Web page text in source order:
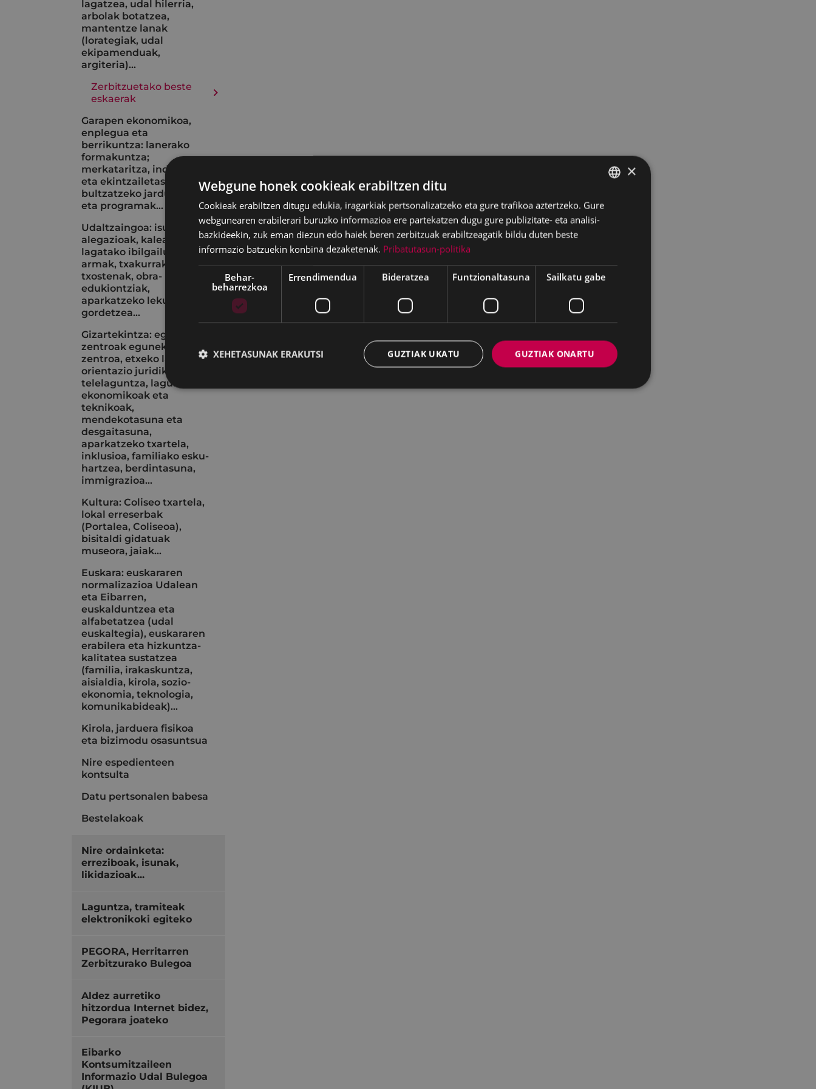
lagatzea, udal hilerria,
arbolak botatzea,
mantentze lanak
(lorategiak, udal
ekipamenduak,
argiteria)...
Zerbitzuetako beste
eskaerak
Garapen ekonomikoa,
enplegua eta
berrikuntza: lanerako
formakuntza;
merkataritza, industria
eta ekintzailetasuna
bultzatzeko jarduerak
eta programak...
Udaltzaingoa: isunak eta
alegazioak, kalean
lagatako ibilgailuak, aire
armak, txakurrak, istripu-
txostenak, obra-
edukiontziak,
aparkatzeko lekuak
gordetzea...
Gizartekintza: egoitza-
zentroak eguneko
zentroa, etxeko laguntza,
orientazio juridikoa,
telelaguntza, laguntza
ekonomikoak eta
teknikoak,
mendekotasuna eta
desgaitasuna,
aparkatzeko txartela,
inklusioa, familiako esku-
hartzea, berdintasuna,
immigrazioa...
Kultura: Coliseo txartela,
lokal erreserbak
(Portalea, Coliseoa),
bisitaldi gidatuak
museora, jaiak...
Euskara: euskararen
normalizazioa Udalean
eta Eibarren,
euskalduntzea eta
alfabetatzea (udal
euskaltegia), euskararen
erabilera eta hizkuntza-
kalitatea sustatzea
(familia, irakaskuntza,
aisialdia, kirola, sozio-
ekonomia, teknologia,
komunikabideak)…
Kirola, jarduera fisikoa
eta bizimodu osasuntsua
Nire espedienteen
kontsulta
Datu pertsonalen babesa
Bestelakoak
Nire ordainketa:
erreziboak, isunak,
likidazioak...
Laguntza, tramiteak
elektronikoki egiteko
PEGORA, Herritarren
Zerbitzurako Bulegoa
Aldez aurretiko
hitzordua Internet bidez,
Pegorara joateko
Eibarko
Kontsumitzaileen
Informazio Udal Bulegoa
BASQUE
SPANISH
×
Webgune honek cookieak erabiltzen ditu
Cookieak erabiltzen ditugu edukia, iragarkiak pertsonalizatzeko eta gure trafikoa aztertzeko. Gure
webgunearen erabilerari buruzko informazioa ere partekatzen dugu gure publizitate- eta analisi-
bazkideekin, zuk eman diezun edo haiek beren zerbitzuak erabiltzeagatik bildu duten beste
informazio batzuekin konbina dezaketenak. Pribatutasun-politika
Behar-
beharrezkoa
Errendimendua Bideratzea Funtzionaltasuna Sailkatu gabe
GUZTIAK ONARTU
GUZTIAK UKATU
XEHETASUNAK ERAKUTSI